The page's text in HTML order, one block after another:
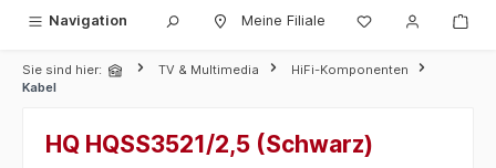
Navigation Meine Filiale
Sie sind hier: TV & Multimedia
HiFi-Komponenten
Kabel
HQ HQSS3521/2,5 (Schwarz)